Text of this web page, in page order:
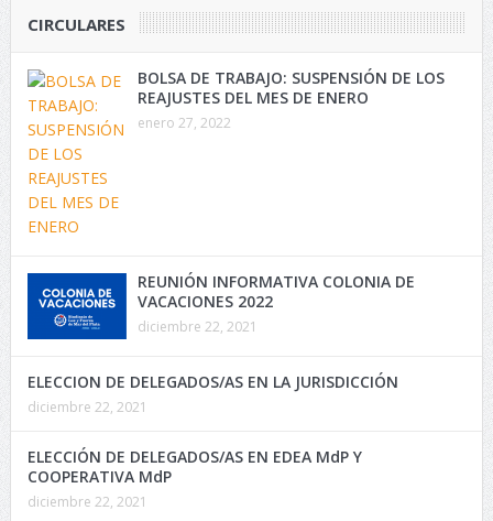
CIRCULARES
BOLSA DE TRABAJO: SUSPENSIÓN DE LOS
REAJUSTES DEL MES DE ENERO
enero 27, 2022
REUNIÓN INFORMATIVA COLONIA DE
VACACIONES 2022
diciembre 22, 2021
ELECCION DE DELEGADOS/AS EN LA JURISDICCIÓN
diciembre 22, 2021
ELECCIÓN DE DELEGADOS/AS EN EDEA MdP Y
COOPERATIVA MdP
diciembre 22, 2021